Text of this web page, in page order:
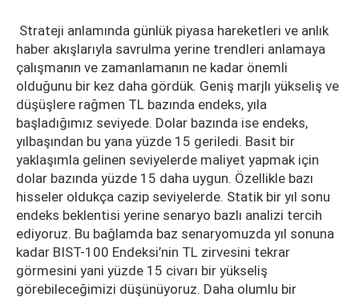
Strateji anlamında günlük piyasa hareketleri ve anlık
haber akışlarıyla savrulma yerine trendleri anlamaya
çalışmanın ve zamanlamanın ne kadar önemli
olduğunu bir kez daha gördük. Geniş marjlı yükseliş ve
düşüşlere rağmen TL bazında endeks, yıla
başladığımız seviyede. Dolar bazında ise endeks,
yılbaşından bu yana yüzde 15 geriledi. Basit bir
yaklaşımla gelinen seviyelerde maliyet yapmak için
dolar bazında yüzde 15 daha uygun. Özellikle bazı
hisseler oldukça cazip seviyelerde. Statik bir yıl sonu
endeks beklentisi yerine senaryo bazlı analizi tercih
ediyoruz. Bu bağlamda baz senaryomuzda yıl sonuna
kadar BIST-100 Endeksi’nin TL zirvesini tekrar
görmesini yani yüzde 15 civarı bir yükseliş
görebileceğimizi düşünüyoruz. Daha olumlu bir